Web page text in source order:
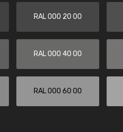
RAL 000 20 00
RAL 000 40 00
RAL 000 60 00